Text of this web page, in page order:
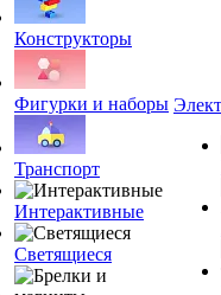
Конструкторы
Фигурки и наборы
Транспорт
Интерактивные
Светящиеся